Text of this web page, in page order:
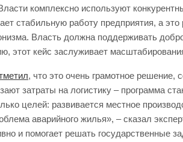
комплексно используют
стабильную работу предприятия, а
Власть должна поддерживать
этот кейс заслуживает
, что это очень грамотное
затраты на логистику –
целей: развивается местное
аварийного жилья», – сказал
и помогает решать государственные